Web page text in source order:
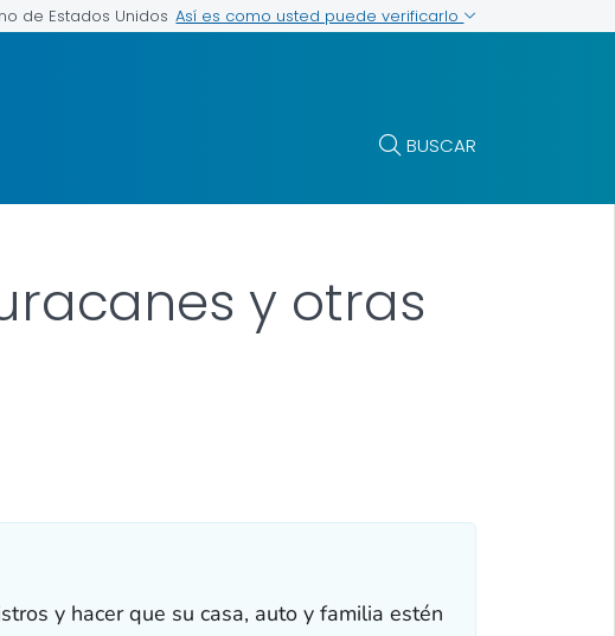
de Estados Unidos Así es como usted puede verificarlo
BUSCAR
y otras
y hacer que su casa, auto y familia estén